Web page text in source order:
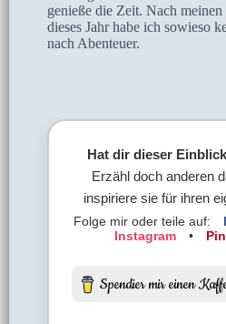
genieße die Zeit. Nach meinen
dieses Jahr habe ich sowieso
nach Abenteuer.
Hat dir dieser
Erzähl doch anderen
inspiriere sie für ihren
Folge mir oder teile auf:
Instagram
•